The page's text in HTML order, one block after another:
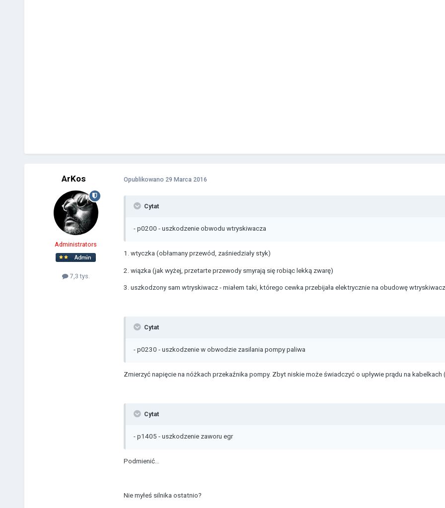
ArKos
Administrators
7,3 tys.
Opublikowano 29 Marca 2016
Cytat
- p0200 - uszkodzenie obwodu wtryskiwacza
1. wtyczka (obłamany przewód, zaśniedziały styk)
2. wiązka (jak wyżej, przetarte przewody smyrają się robiąc lekką zwarę)
3. uszkodzony sam wtryskiwacz - miałem taki, którego cewka przebijała elektrycznie na obudowę
Cytat
- p0230 - uszkodzenie w obwodzie zasilania pompy paliwa
Zmierzyć napięcie na nóżkach przekaźnika pompy. Zbyt niskie może świadczyć o upływie prądu na kabelkach
Cytat
- p1405 - uszkodzenie zaworu egr
Podmienić...
Nie myłeś silnika ostatnio?